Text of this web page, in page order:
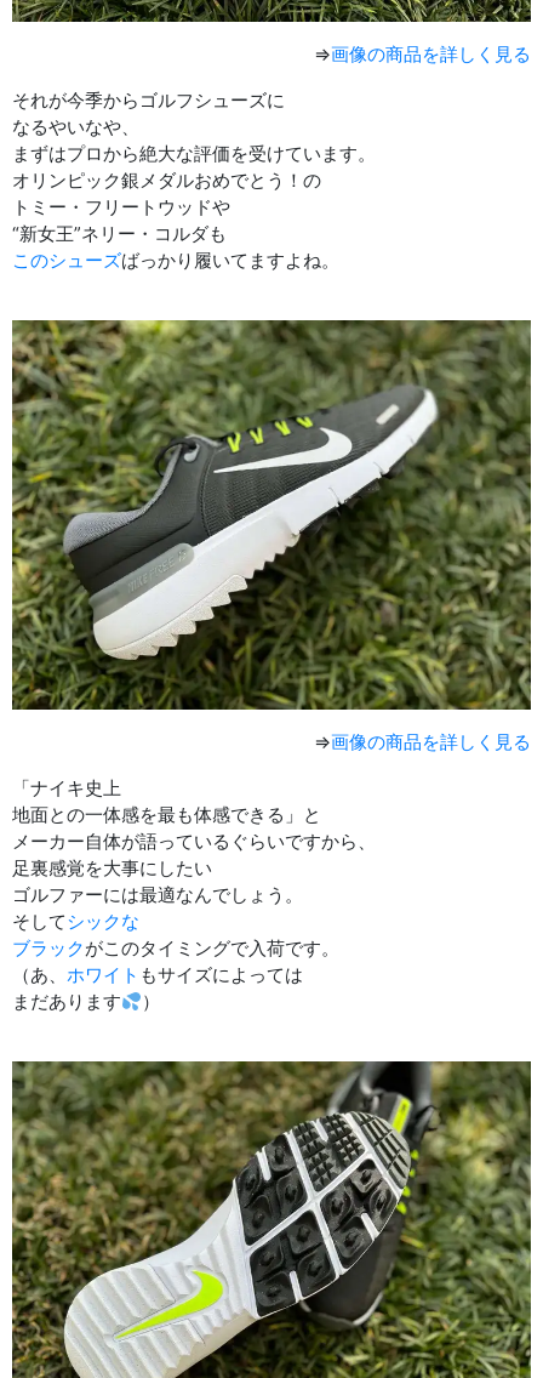
⇒画像の商品を詳しく見る
それが今季からゴルフシューズに
なるやいなや、
まずはプロから絶大な評価を受けています。
オリンピック銀メダルおめでとう！の
トミー・フリートウッドや
“新女王”ネリー・コルダも
このシューズばっかり履いてますよね。
⇒画像の商品を詳しく見る
「ナイキ史上
地面との一体感を最も体感できる」と
メーカー自体が語っているぐらいですから、
足裏感覚を大事にしたい
ゴルファーには最適なんでしょう。
そしてシックな
ブラックがこのタイミングで入荷です。
（あ、 ホワイト もサイズによっては
まだあります
）